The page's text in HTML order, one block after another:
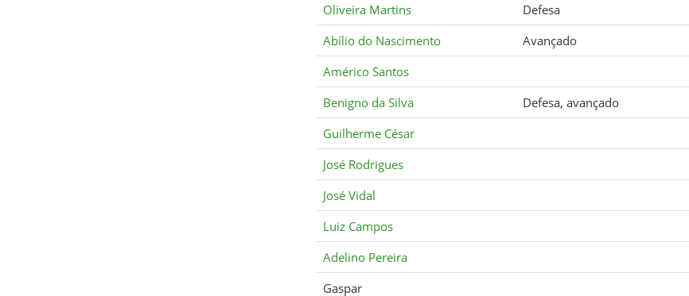
Oliveira Martins
Defesa
Abílio do Nascimento
Avançado
Américo Santos
Benigno da Silva
Defesa, avançado
Guilherme César
José Rodrigues
José Vidal
Luiz Campos
Adelino Pereira
Gaspar